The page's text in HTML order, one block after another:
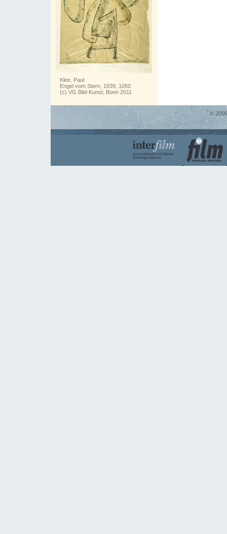
Klee, Paul
Engel vom Stern, 1939, 1050
(c) VG Bild-Kunst, Bonn 2011
©